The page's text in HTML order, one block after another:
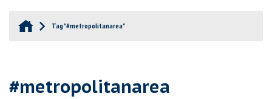
Tag "#metropolitanarea"
#metropolitanarea